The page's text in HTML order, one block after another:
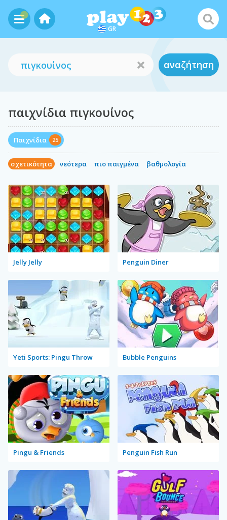
GR
αναζήτηση
παιχνίδια πιγκουίνος
Παιχνίδια 25
σχετικότητα νεότερα πιο παιγμένα βαθμολογία
Jelly Jelly Penguin Diner
Yeti Sports: Pingu Throw Bubble Penguins
Pingu & Friends Penguin Fish Run